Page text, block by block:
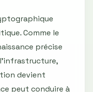
Comme le
précise
devient
peut conduire à